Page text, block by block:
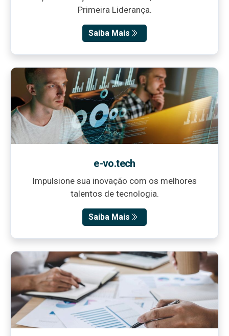
Primeira Liderança.
Saiba Mais
e-vo.tech
Impulsione sua inovação com os melhores
talentos de tecnologia.
Saiba Mais